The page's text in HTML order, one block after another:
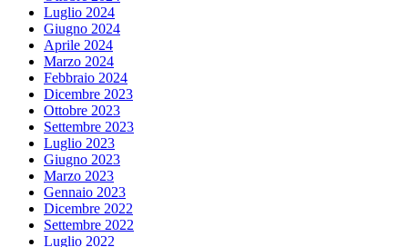
Luglio 2024
Giugno 2024
Aprile 2024
Marzo 2024
Febbraio 2024
Dicembre 2023
Ottobre 2023
Settembre 2023
Luglio 2023
Giugno 2023
Marzo 2023
Gennaio 2023
Dicembre 2022
Settembre 2022
Luglio 2022